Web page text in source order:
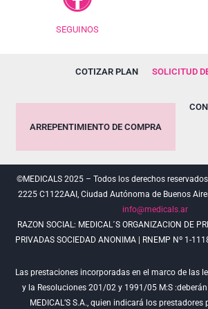
SEGUINOS
COTIZAR PLAN SOLICITUD
ARREPENTIMIENTO DE COMPRA
©MEDICALS 2025 – Todos los derechos
2225 C1122AAI, Ciudad Autónoma de Buenos
info@medicals.ar
RAZON SOCIAL: MEDICAL´S ORGANIZACION DE
PRIVADAS SOCIEDAD ANONIMA | RNEMP Nº 1-
Las prestaciones incorporadas en el marco de las
y la Resoluciones 201/02 y 1991/05 M:S
MEDICAL’S S.A., quien indicará los